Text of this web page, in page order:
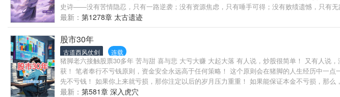
史诗——没有苦情隐忍，只有一路逆袭；没有资源焦虑，只有唾手可得；没有败绩遗憾，只有
最新： 第1278章 太古遗迹
股市30年
古道西风仗剑 连载
猪脚老六接触股票30多年 苦与甜 喜与悲 大亏大赚 大起大落 有人说，炒股很简单！ 又有人说
获！ 笔者奉行不亏钱原则，资金安全永远高于任何策略！ 这个原则会在猪脚的人生经历中一
先不亏钱！ 如果你上来就亏损，那你注定以后的岁月压力重重！ 如果能保证本金不亏损，那
中包括不亏损模式！
最新： 第581章 深入虎穴